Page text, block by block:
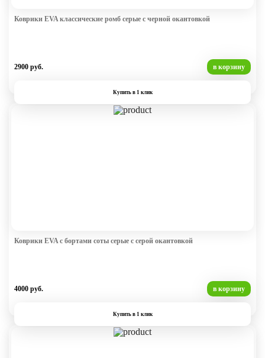
Коврики EVA классические ромб серые с черной окантовкой
2900 руб. в корзину
Купить в 1 клик
Коврики EVA с бортами соты серые с серой окантовкой
4000 руб. в корзину
Купить в 1 клик